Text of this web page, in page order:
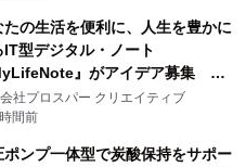
たの生活を便利に、人生を豊かに
IT型デジタル・ノート
』がアイデア募集 優
100名に1年間無償試用
社プロスパー クリエイティブ
間前
ポンプ一体型で炭酸保持をサポー